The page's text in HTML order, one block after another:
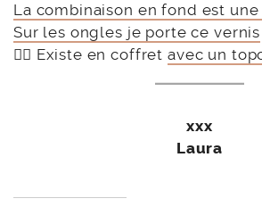
La combinaison en fond est
Sur les ongles je porte ce vernis
👉🏻 Existe en coffretavec un
xxx
Laura